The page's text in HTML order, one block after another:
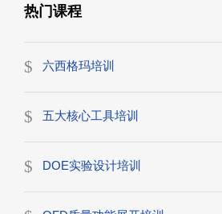
热门课程
六西格玛培训
五大核心工具培训
DOE实验设计培训